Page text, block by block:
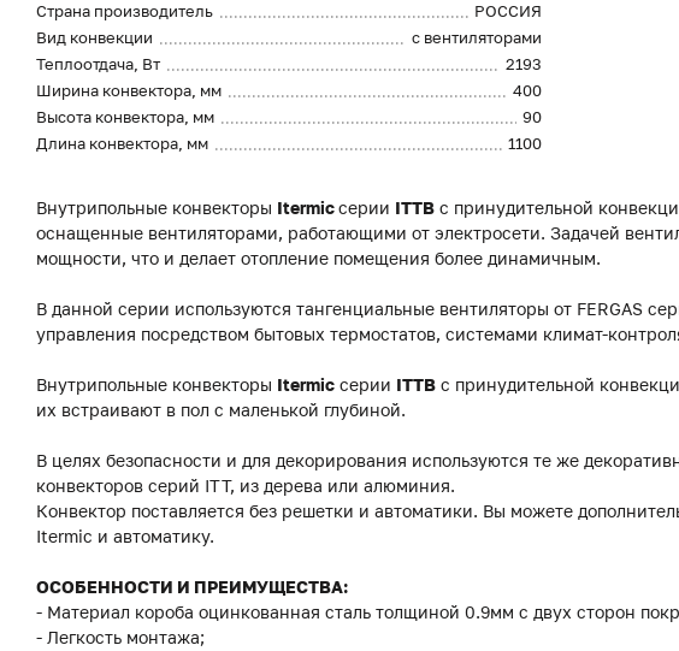
Страна производитель
РОССИЯ
Вид конвекции
с вентиляторами
Теплоотдача, Вт
2193
Ширина конвектора, мм
400
Высота конвектора, мм
90
Длина конвектора, мм
1100
Внутрипольные конвекторы Itermicсерии ITTB с принудительной
оснащенные вентиляторами, работающими от электросети. Задачей
мощности, что и делает отопление помещения более динамичным.
В данной серии используются тангенциальные вентиляторы от FERGAS
управления посредством бытовых термостатов, системами климат-
Внутрипольные конвекторы Itermic серии ITTB с принудительной
их встраивают в пол с маленькой глубиной.
В целях безопасности и для декорирования используются те же
конвекторов серий ITT, из дерева или алюминия.
Конвектор поставляется без решетки и автоматики. Вы можете
Itermic и автоматику.
ОСОБЕННОСТИ И ПРЕИМУЩЕСТВА:
- Материал короба оцинкованная сталь толщиной 0.9мм с двух сторон
- Легкость монтажа;